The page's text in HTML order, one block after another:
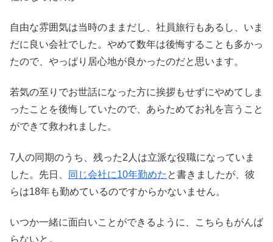
自由な雰囲気は当時のままだし、社員旅行もあるし、いま
だに良い会社でした。やめて数年は後悔することも多かっ
たので、やっぱり居心地が良かったのだと思います。
若気の至りでお世話になった方に挨拶もせずにやめてしま
ったことを後悔していたので、あらためてお礼を言うこと
ができて救われました。
7人の同期のうち、残った2人は立派な役職になっていま
した。先日、
同じ会社に10年勤めた と書きましたが、彼
らは18年も勤めているのですからかないません。
いつか一緒に面白いことができるように、こちらもがんば
らないと。